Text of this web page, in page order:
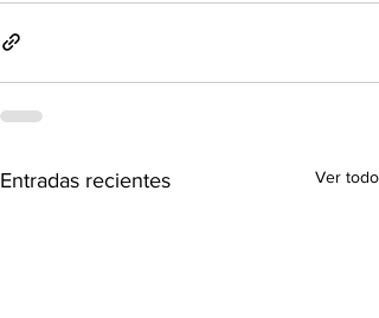
Entradas recientes Ver todo